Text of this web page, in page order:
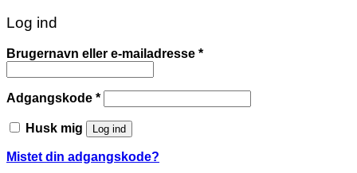
Log ind
Brugernavn eller e-mailadresse *Påkrævet
Adgangskode *Påkrævet
Husk mig Log ind
Mistet din adgangskode?